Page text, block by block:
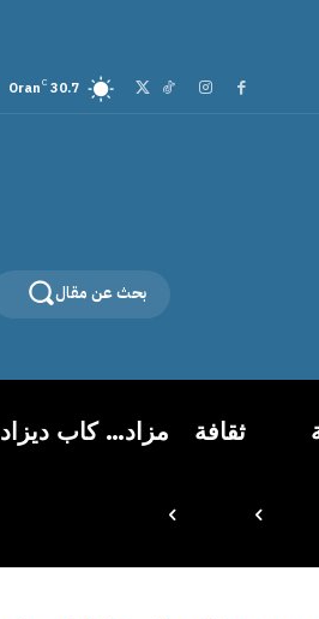
30.7
C
Oran
بحث عن مقال
ثقافة مزاد… كاب ديزاد